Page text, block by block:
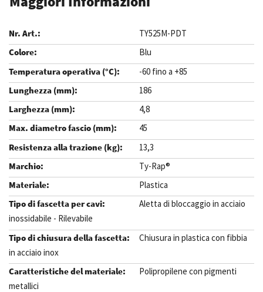
TY525M-PDT
Blu
-60 fino a +85
186
4,8
45
13,3
Ty-Rap®
Plastica
Aletta di bloccaggio in acciaio
inossidabile - Rilevabile
Chiusura in plastica con fibbia
in acciaio inox
Polipropilene con pigmenti
metallici